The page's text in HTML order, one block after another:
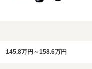
145.8万円～158.6万円